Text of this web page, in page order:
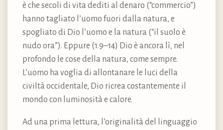
è che secoli di vita dediti al denaro (“commercio”)
hanno tagliato l’uomo fuori dalla natura, e
spogliato di Dio l’uomo e la natura (“il suolo è
nudo ora”). Eppure (1.9–14) Dio è ancora lì, nel
profondo le cose della natura, come sempre.
L’uomo ha voglia di allontanare le luci della
civiltà occidentale, Dio ricrea costantemente il
mondo con luminosità e calore.
Ad una prima lettura, l’originalità del linguaggio